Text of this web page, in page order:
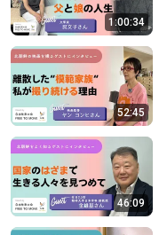
1:00:34
52:45
46:09